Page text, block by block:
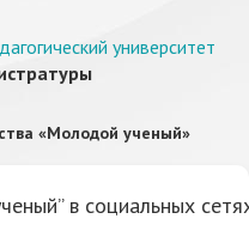
университет
«Молодой ученый»
в социальных